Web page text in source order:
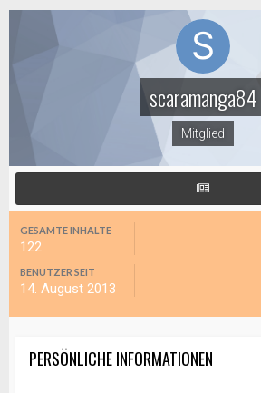
scaramanga84
Mitglied
GESAMTE INHALTE
122
BENUTZER SEIT
14. August 2013
PERSÖNLICHE INFORMATIONEN